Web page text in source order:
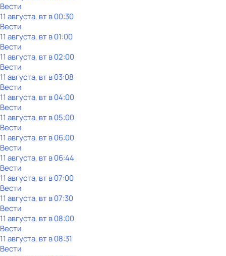
Вести
11 августа, вт в 00:30
Вести
11 августа, вт в 01:00
Вести
11 августа, вт в 02:00
Вести
11 августа, вт в 03:08
Вести
11 августа, вт в 04:00
Вести
11 августа, вт в 05:00
Вести
11 августа, вт в 06:00
Вести
11 августа, вт в 06:44
Вести
11 августа, вт в 07:00
Вести
11 августа, вт в 07:30
Вести
11 августа, вт в 08:00
Вести
11 августа, вт в 08:31
Вести